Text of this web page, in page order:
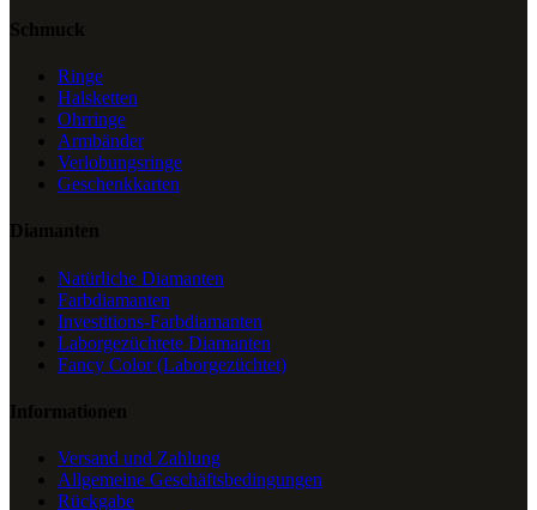
Schmuck
Ringe
Halsketten
Ohrringe
Armbänder
Verlobungsringe
Geschenkkarten
Diamanten
Natürliche Diamanten
Farbdiamanten
Investitions-Farbdiamanten
Laborgezüchtete Diamanten
Fancy Color (Laborgezüchtet)
Informationen
Versand und Zahlung
Allgemeine Geschäftsbedingungen
Rückgabe